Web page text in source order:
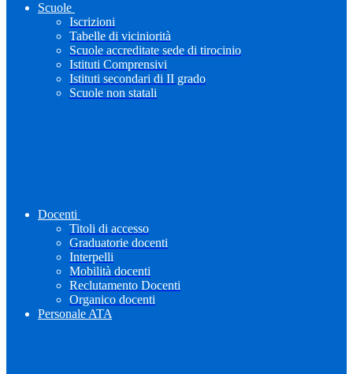
Scuole
Iscrizioni
Tabelle di viciniorità
Scuole accreditate sede di tirocinio
Istituti Comprensivi
Istituti secondari di II grado
Scuole non statali
Docenti
Titoli di accesso
Graduatorie docenti
Interpelli
Mobilità docenti
Reclutamento Docenti
Organico docenti
Personale ATA